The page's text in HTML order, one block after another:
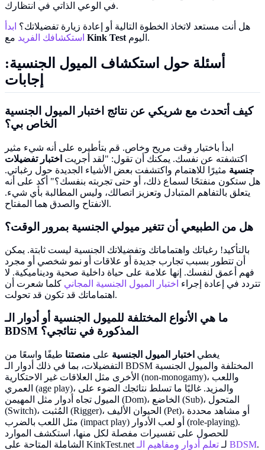
في الوعي الذاتي في انتظارك.
هل أنت مستعد لاتخاذ الخطوة التالية أو إعادة زيارة تفضيلاتك؟ ابدأ
استكشافك الفريد Kink Test اليوم.
أسئلة حول استكشاف الميول الجنسية:
إجابات
كيف أتحدث مع شريكي عن نتائج اختبار الميول الجنسية
الخاص بي؟
ابدأ باختيار وقت مريح وخاص. قم بتأطيره على أنه شيء مثير
اكتشفته عن نفسك. يمكنك أن تقول: "لقد أجريت اختبار تفضيلات
جنسية مثيرًا للاهتمام واكتشفت بعض الأشياء الجديدة حول رغباتي.
هل ستكون منفتحًا لسماع ذلك، أو حتى تجربته بنفسك؟" أكد على أنه
يتعلق بالتفاهم المتبادل وتعزيز اتصالك، وليس المطالبة بأي شيء.
الانفتاح والصدق هما المفتاح.
هل من الطبيعي أن تتغير ميولي الجنسية بمرور الوقت؟
بالتأكيد! رغباتك واهتماماتك وتفضيلاتك الجنسية ليست ثابتة. يمكن
أن تتطور بسبب تجارب جديدة أو علاقات أو نمو شخصي أو مجرد
فهم أعمق لنفسك. إنها علامة على حياة داخلية صحية وديناميكية. لا
تتردد في إعادة إجراء اختبار الميول الجنسية المجاني كلما شعرت أن
اهتماماتك قد تكون قد تحولت.
ما هي الأنواع المختلفة للميول الجنسية أو أدوار الـ
BDSM المذكورة في نتائجي؟
يغطي اختبار الميول الجنسية على منصتنا طيفًا واسعًا من
التفضيلات، بما في ذلك أدوار الـ BDSM المختلفة والميول الجنسية
الأخرى مثل العلاقات غير الاحتكارية (non-monogamy)، واللعب
العمري (age play)، والمزيد. غالبًا ما تسلط نتائجك الضوء على
الميول تجاه أدوار مثل المهيمن (Dom)، الخاضع (Sub)، المتحول
(Switch)، المُثبت (Rigger)، الحيوان الأليف (Pet)، أو مشاهد محددة
مثل اللعب بالضرب (impact play) أو لعب الأدوار (role-playing).
للحصول على تفسيرات مفصلة لكل منها، استكشف الموارد
الشاملة المتاحة على KinkTest.net لـ تعلم أدوار ومفاهيم الـ BDSM.